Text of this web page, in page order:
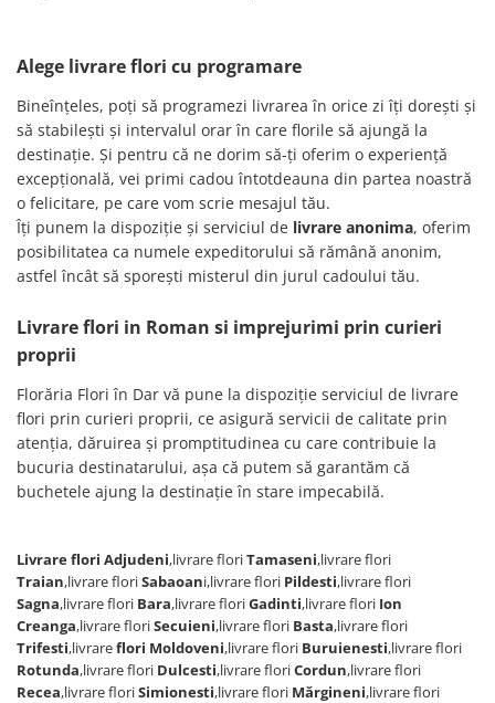
Alege livrare flori cu programare
Bineînțeles, poți să programezi livrarea în orice zi îți dorești și
să stabilești și intervalul orar în care florile să ajungă la
destinație. Și pentru că ne dorim să-ți oferim o experiență
excepțională, vei primi cadou întotdeauna din partea noastră
o felicitare, pe care vom scrie mesajul tău.
Îți punem la dispoziție și serviciul de livrare anonima, oferim
posibilitatea ca numele expeditorului să rămână anonim,
astfel încât să sporești misterul din jurul cadoului tău.
Livrare flori in Roman si imprejurimi prin curieri
proprii
Florăria Flori în Dar vă pune la dispoziție serviciul de livrare
flori prin curieri proprii, ce asigură servicii de calitate prin
atenţia, dăruirea şi promptitudinea cu care contribuie la
bucuria destinatarului, așa că putem să garantăm că
buchetele ajung la destinație în stare impecabilă.
Livrare flori Adjudeni,livrare floriTamaseni,livrare flori
Traian,livrare floriSabaoani,livrare flori Pildesti,livrare flori
Sagna,livrare flori Bara,livrare floriGadinti,livrare flori Ion
Creanga,livrare floriSecuieni,livrare flori Basta,livrare flori
Trifesti,livrareflori Moldoveni,livrare flori Buruienesti,livrare flori
Rotunda,livrare flori Dulcesti,livrare floriCordun,livrare flori
Recea,livrare floriSimionesti,livrare flori Mărgineni,livrare flori